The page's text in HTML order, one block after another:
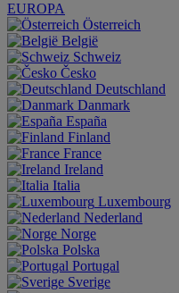
EUROPA
Österreich
België
Schweiz
Česko
Deutschland
Danmark
España
Finland
France
Ireland
Italia
Luxembourg
Nederland
Norge
Polska
Portugal
Sverige